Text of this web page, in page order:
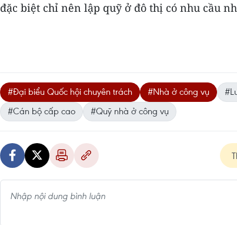
đặc biệt chỉ nên lập quỹ ở đô thị có nhu cầu
#Đại biểu Quốc hội chuyên trách #Nhà ở công vụ
#Cán bộ cấp cao
#Quỹ nhà ở công vụ